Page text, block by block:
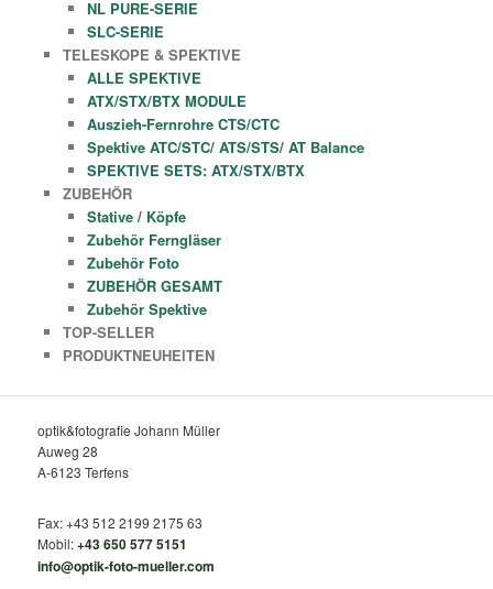
NL PURE-SERIE
SLC-SERIE
TELESKOPE & SPEKTIVE
ALLE SPEKTIVE
ATX/STX/BTX MODULE
Auszieh-Fernrohre CTS/CTC
Spektive ATC/STC/ ATS/STS/ AT Balance
SPEKTIVE SETS: ATX/STX/BTX
ZUBEHÖR
Stative / Köpfe
Zubehör Ferngläser
Zubehör Foto
ZUBEHÖR GESAMT
Zubehör Spektive
TOP-SELLER
PRODUKTNEUHEITEN
optik&fotografie Johann Müller
Auweg 28
A-6123 Terfens
Fax: +43 512 2199 2175 63
Mobil:+43 650 577 5151
info@optik-foto-mueller.com